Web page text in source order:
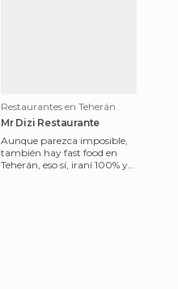
Restaurantes en Teherán
Mr Dizi Restaurante
Aunque parezca imposible,
también hay fast food en
Teherán, eso sí, iraní 100% y